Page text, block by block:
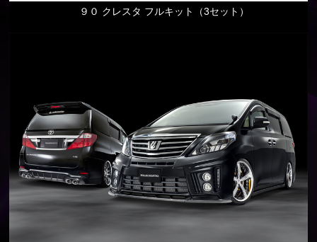
９０ クレスタ フルキット（3セット）